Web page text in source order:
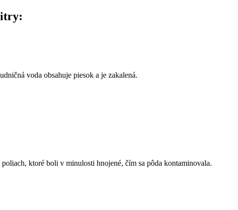
voda obsahuje piesok a je zakalená.
ktoré boli v minulosti hnojené, čím sa pôda kontaminovala.